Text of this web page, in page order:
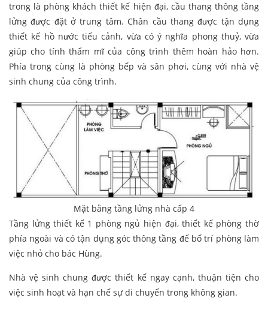
trong là phòng khách thiết kế hiện đại, cầu thang thông tầng
lửng được đặt ở trung tâm. Chân cầu thang được tận dụng
thiết kế hồ nước tiểu cảnh, vừa có ý nghĩa phong thuỷ, vừa
giúp cho tính thẩm mĩ của công trình thêm hoàn hảo hơn.
Phía trong cùng là phòng bếp và sân phơi, cùng với nhà vệ
sinh chung của công trình.
Mặt bằng tầng lửng nhà cấp 4
Tầng lửng thiết kế 1 phòng ngủ hiện đại, thiết kế phòng thờ
phía ngoài và có tận dụng góc thông tầng để bố trí phòng làm
việc nhỏ cho bác Hùng.
Nhà vệ sinh chung được thiết kế ngay cạnh, thuận tiện cho
việc sinh hoạt và hạn chế sự di chuyển trong không gian.